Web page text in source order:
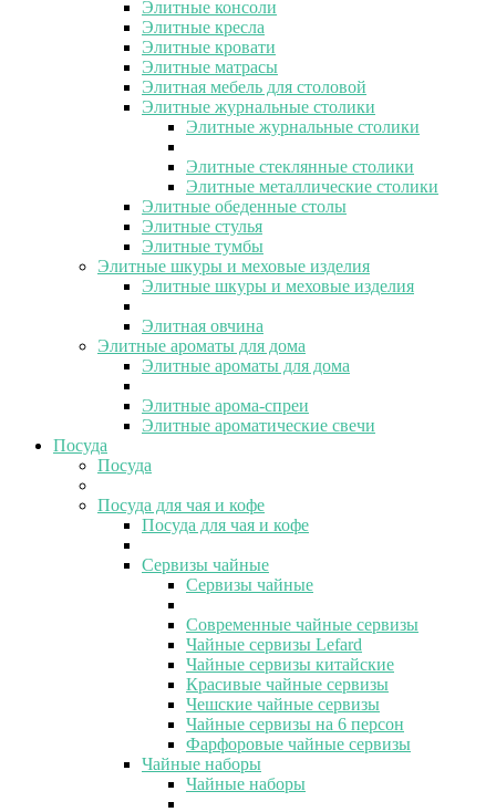
Элитные консоли
Элитные кресла
Элитные кровати
Элитные матрасы
Элитная мебель для столовой
Элитные журнальные столики
Элитные журнальные столики
Элитные стеклянные столики
Элитные металлические столики
Элитные обеденные столы
Элитные стулья
Элитные тумбы
Элитные шкуры и меховые изделия
Элитные шкуры и меховые изделия
Элитная овчина
Элитные ароматы для дома
Элитные ароматы для дома
Элитные арома-спреи
Элитные ароматические свечи
Посуда
Посуда
Посуда для чая и кофе
Посуда для чая и кофе
Сервизы чайные
Сервизы чайные
Современные чайные сервизы
Чайные сервизы Lefard
Чайные сервизы китайские
Красивые чайные сервизы
Чешские чайные сервизы
Чайные сервизы на 6 персон
Фарфоровые чайные сервизы
Чайные наборы
Чайные наборы